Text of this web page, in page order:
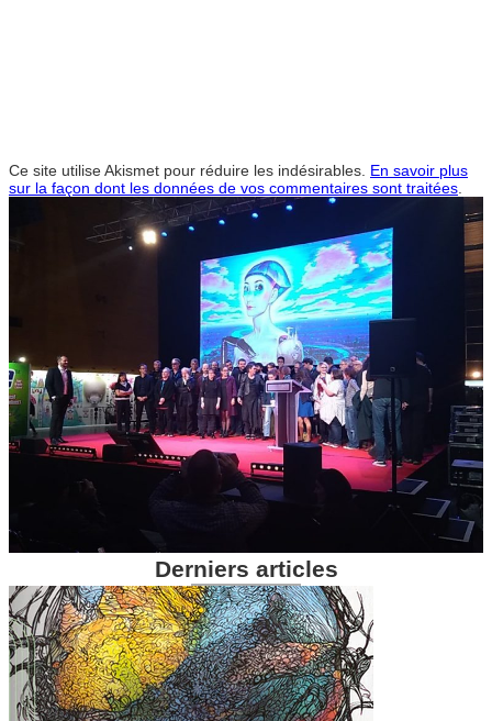
Ce site utilise Akismet pour réduire les indésirables. En savoir plus
sur la façon dont les données de vos commentaires sont traitées
Derniers articles